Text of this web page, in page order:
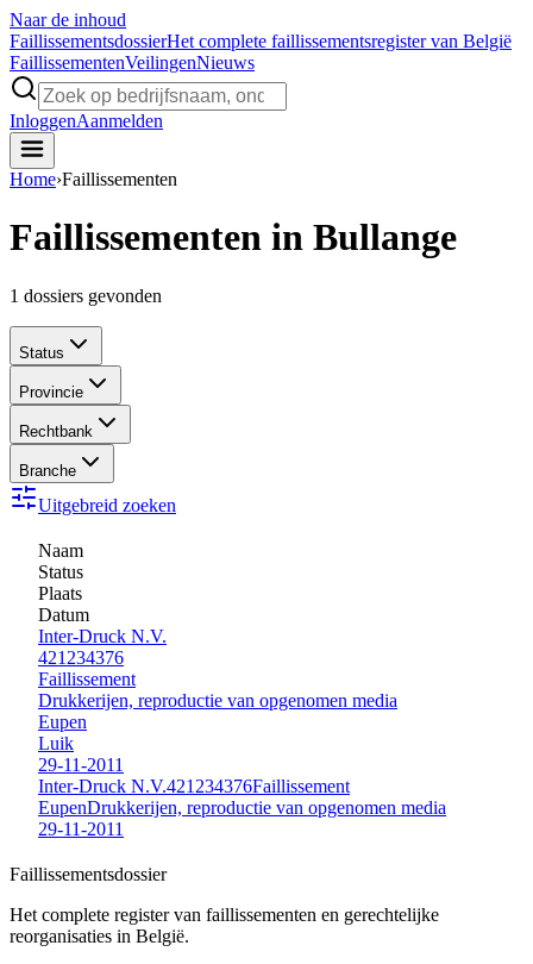
Naar de inhoud
FaillissementsdossierHet complete faillissementsregister van België
FaillissementenVeilingenNieuws
InloggenAanmelden
Home›Faillissementen
Faillissementen in Bullange
1 dossiers gevonden
Status
Provincie
Rechtbank
Branche
Uitgebreid zoeken
Naam
Status
Plaats
Datum
Inter-Druck N.V.
421234376
Faillissement
Drukkerijen, reproductie van opgenomen media
Eupen
Luik
29-11-2011
Inter-Druck N.V.421234376Faillissement
EupenDrukkerijen, reproductie van opgenomen media
29-11-2011
Faillissementsdossier
Het complete register van faillissementen en gerechtelijke
reorganisaties in België.